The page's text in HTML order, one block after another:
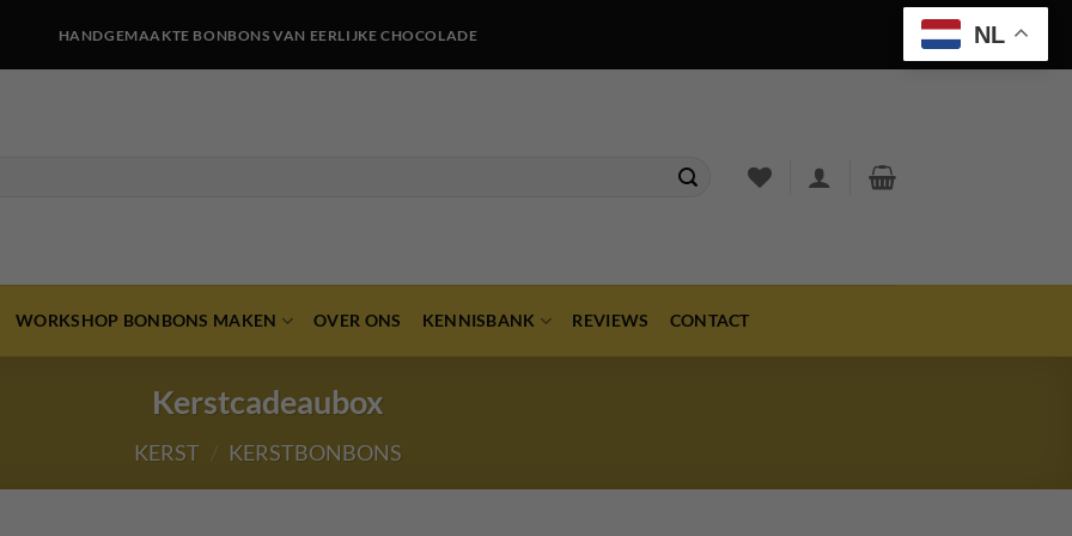
HANDGEMAAKTE BONBONS VAN EERLIJKE CHOCOLADE
WORKSHOP BONBONS MAKEN OVER ONS KENNISBANK REVIEWS CONTACT
Kerstcadeaubox
KERST / KERSTBONBONS
NL